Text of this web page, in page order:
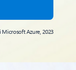
Microsoft Azure, 2023